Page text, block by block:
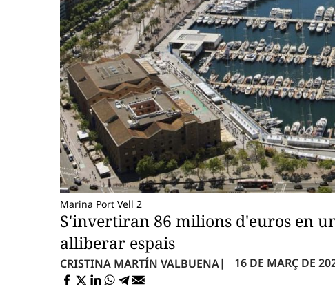
Marina Port Vell 2
S'invertiran 86 milions d'euros en
alliberar espais
CRISTINA MARTÍN VALBUENA 16 DE MARÇ DE